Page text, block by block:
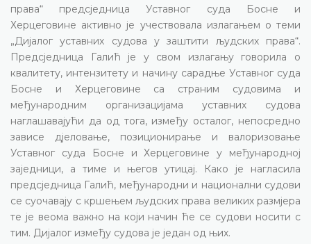
права“ предсједница Уставног суда Босне и
Херцеговине активно је учествовала излагањем о теми
„Дијалог уставних судова у заштити људских права“.
Предсједница Галић је у свом излагању говорила о
квалитету, интензитету и начину сарадње Уставног суда
Босне и Херцеговине са страним судовима и
међународним организацијама уставних судова
наглашавајући да од тога, између осталог, непосредно
зависе дјеловање, позиционирање и валоризовање
Уставног суда Босне и Херцеговине у међународној
заједници, а тиме и његов утицај. Како је нагласила
предсједница Галић, међународни и национални судови
се суочавају с кршењем људских права великих размјера
те је веома важно на који начин ће се судови носити с
тим. Дијалог између судова је један од њих.